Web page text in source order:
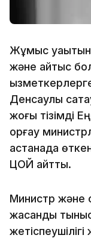
Жұмыс
және қайтыс
Денсаулық
жоғы тізімді
қорғау
астанада
ЦОЙ айтты.
Министр және
жасанды